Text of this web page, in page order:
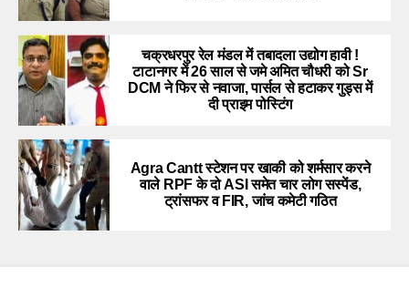
चक्रधरपुर रेल मंडल में तबादला उद्योग हावी !
टाटानगर में 26 साल से जमे अमित चौधरी को Sr
DCM ने फिर से नवाजा, पार्सल से हटाकर गुड्स में
दी प्राइम पोस्टिंग
Agra Cantt स्टेशन पर खाकी को शर्मसार करने
वाले RPF के दो ASI समेत चार लोग सस्पेंड,
ट्रांसफर व FIR, जांच कमेटी गठित